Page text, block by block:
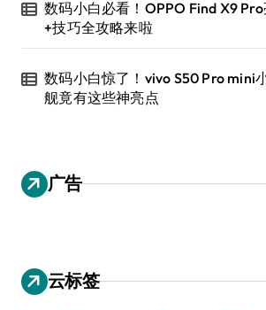
数码小白必看！OPPO Find X9 Pro
+技巧全攻略来啦
数码小白惊了！vivo S50 Pro mini
舰竟有这些神亮点
广告
云标签